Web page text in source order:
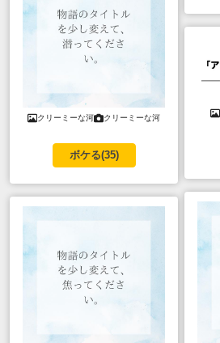
クリーミーな河 クリーミーな河
ボケる(35)